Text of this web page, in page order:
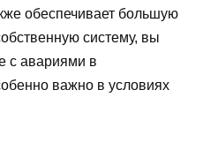
обеспечивает большую
систему, вы
с авариями в
важно в условиях